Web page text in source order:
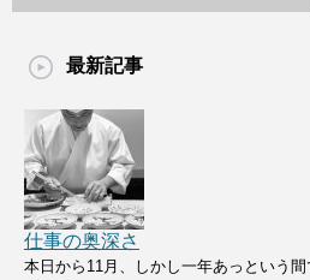
最新記事
仕事の奥深さ
本日から11月、しかし一年あっという